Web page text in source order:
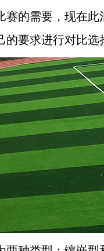
限公司
注专注于生产塑胶
材、三元乙丙橡
造草坪等体育运动
站式材料供应商。
赛的需要，现在此
的要求进行对比选